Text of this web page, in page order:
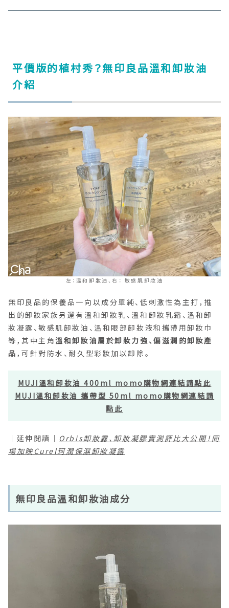
平價版的植村秀？無印良品溫和卸妝油
介紹
左：溫和卸妝油、右： 敏感肌卸妝油
無印良品的保養品一向以成分單純、低刺激性為主打，推
出的卸妝家族另還有溫和卸妝乳、溫和卸妝乳霜、溫和卸
妝凝露、敏感肌卸妝油、溫和眼部卸妝液和攜帶用卸妝巾
等，其中主角溫和卸妝油屬於卸妝力強、偏滋潤的卸妝產
品 ，可針對防水、耐久型彩妝加以卸除。
MUJI溫和卸妝油 400ml momo購物網連結請點此
MUJI溫和卸妝油 攜帶型 50ml momo購物網連結請
點此
｜延伸閱讀｜ Orbis卸妝露、卸妝凝膠實測評比大公開！同
場加映Curel珂潤保濕卸妝凝露
無印良品溫和卸妝油成分